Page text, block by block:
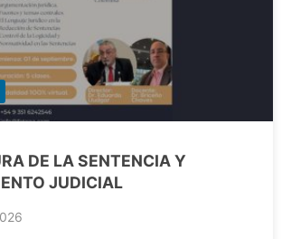
DE LA SENTENCIA Y
JUDICIAL